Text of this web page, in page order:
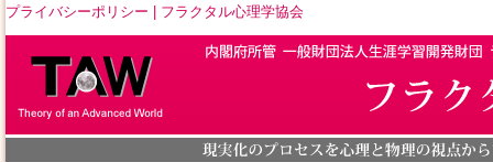
プライバシーポリシー | フラクタル心理学協会